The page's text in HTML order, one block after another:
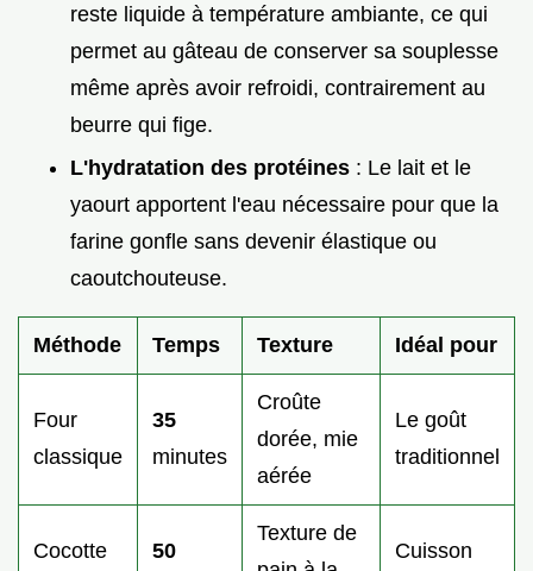
reste liquide à température ambiante, ce qui
permet au gâteau de conserver sa souplesse
même après avoir refroidi, contrairement au
beurre qui fige.
L'hydratation des protéines : Le lait et le
yaourt apportent l'eau nécessaire pour que la
farine gonfle sans devenir élastique ou
caoutchouteuse.
Méthode Temps Texture Idéal pour
Four
classique
35
minutes
Croûte
dorée, mie
aérée
Le goût
traditionnel
Cocotte 50
Texture de
Cuisson